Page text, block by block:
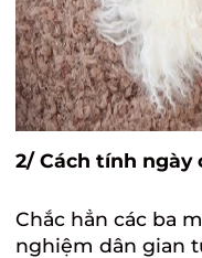
2/ Cách tính ngày
Chắc hẳn các ba
nghiệm dân gian